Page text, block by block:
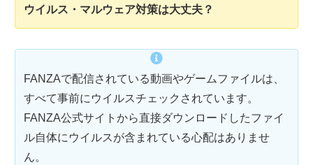
ウイルス・マルウェア対策は大丈夫？
FANZAで配信されている動画やゲームファイルは、
すべて事前にウイルスチェックされています。
FANZA公式サイトから直接ダウンロードしたファイ
ル自体にウイルスが含まれている心配はありませ
ん。